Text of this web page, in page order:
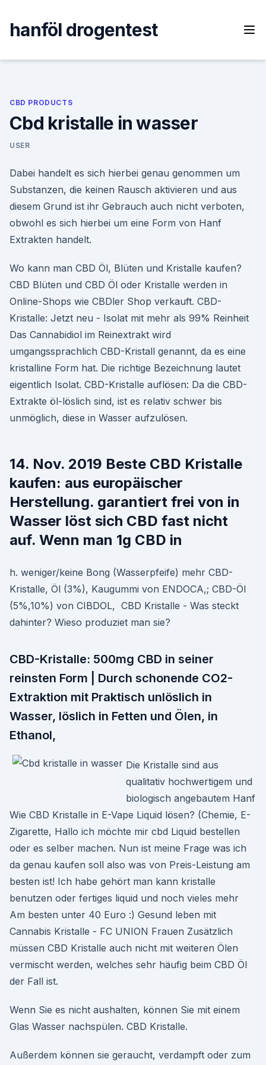
content
hanföl drogentest
CBD PRODUCTS
Cbd kristalle in wasser
USER
Dabei handelt es sich hierbei genau genommen um
Substanzen, die keinen Rausch aktivieren und aus
diesem Grund ist ihr Gebrauch auch nicht verboten,
obwohl es sich hierbei um eine Form von Hanf
Extrakten handelt.
Wo kann man CBD Öl, Blüten und Kristalle kaufen?
CBD Blüten und CBD Öl oder Kristalle werden in
Online-Shops wie CBDler Shop verkauft. CBD-
Kristalle: Jetzt neu - Isolat mit mehr als 99% Reinheit
Das Cannabidiol im Reinextrakt wird
umgangssprachlich CBD-Kristall genannt, da es eine
kristalline Form hat. Die richtige Bezeichnung lautet
eigentlich Isolat. CBD-Kristalle auflösen: Da die CBD-
Extrakte öl-löslich sind, ist es relativ schwer bis
unmöglich, diese in Wasser aufzulösen.
14. Nov. 2019 Beste CBD Kristalle
kaufen: aus europäischer
Herstellung. garantiert frei von in
Wasser löst sich CBD fast nicht
auf. Wenn man 1g CBD in
h. weniger/keine Bong (Wasserpfeife) mehr CBD-
Kristalle, Öl (3%), Kaugummi von ENDOCA,; CBD-Öl
(5%,10%) von CIBDOL, CBD Kristalle - Was steckt
dahinter? Wieso produziet man sie?
CBD-Kristalle: 500mg CBD in seiner
reinsten Form | Durch schonende CO2-
Extraktion mit Praktisch unlöslich in
Wasser, löslich in Fetten und Ölen, in
Ethanol,
Die Kristalle sind aus
qualitativ hochwertigem und
biologisch angebautem Hanf
Wie CBD Kristalle in E-Vape Liquid lösen? (Chemie, E-
Zigarette, Hallo ich möchte mir cbd Liquid bestellen
oder es selber machen. Nun ist meine Frage was ich
da genau kaufen soll also was von Preis-Leistung am
besten ist! Ich habe gehört man kann kristalle
benutzen oder fertiges liquid und noch vieles mehr
Am besten unter 40 Euro :) Gesund leben mit
Cannabis Kristalle - FC UNION Frauen Zusätzlich
müssen CBD Kristalle auch nicht mit weiteren Ölen
vermischt werden, welches sehr häufig beim CBD Öl
der Fall ist.
Wenn Sie es nicht aushalten, können Sie mit einem
Glas Wasser nachspülen. CBD Kristalle.
Außerdem können sie geraucht, verdampft oder zum